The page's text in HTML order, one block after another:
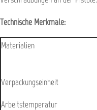
Technische Merkmale:
Materialien
Verpackungseinheit
Arbeitstemperatur